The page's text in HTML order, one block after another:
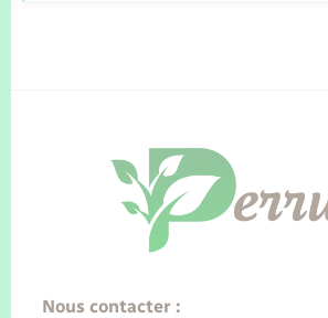
Nous contacter :